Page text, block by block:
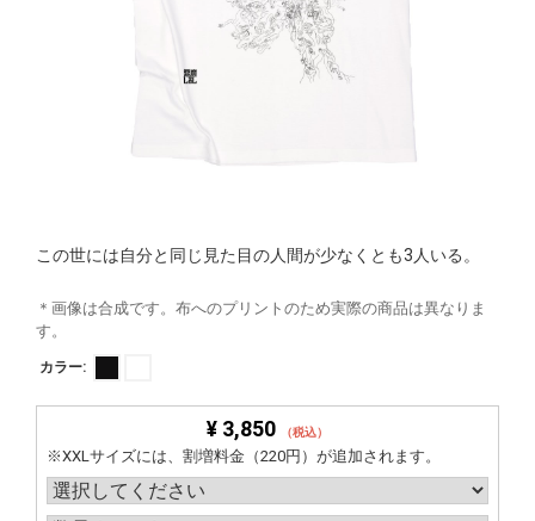
この世には自分と同じ見た目の人間が少なくとも3人いる。
＊画像は合成です。布へのプリントのため実際の商品は異なりま
す。
カラー:
¥ 3,850 （税込）
※XXLサイズには、割増料金（220円）が追加されます。